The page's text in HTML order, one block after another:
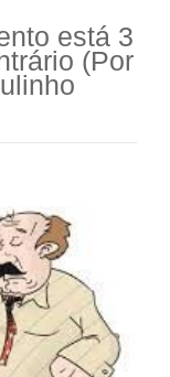
está 3
(Por